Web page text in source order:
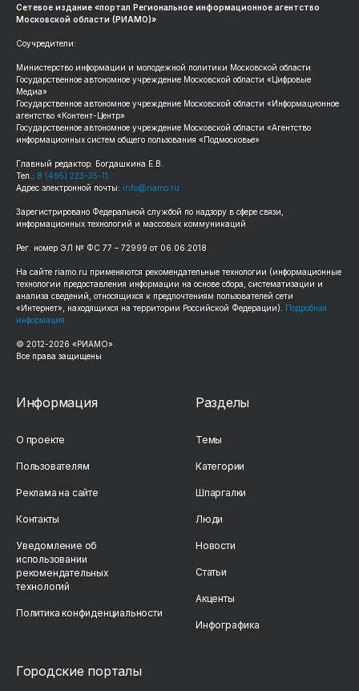
Сетевое издание «портал Региональное информационное агентство
Московской области (РИАМО)»
Соучредители:
Министерство информации и молодежной политики Московской области
Государственное автономное учреждение Московской области «Цифровые
Медиа»
Государственное автономное учреждение Московской области «Информационное
агентство «Контент-Центр»
Государственное автономное учреждение Московской области «Агентство
информационных систем общего пользования «Подмосковье»
Главный редактор: Богдашкина Е.В.
Тел.: 8 (495) 223-35-11
Адрес электронной почты: info@riamo.ru
Зарегистрировано Федеральной службой по надзору в сфере связи,
информационных технологий и массовых коммуникаций
Рег. номер ЭЛ № ФС 77 – 72999 от 06.06.2018
На сайте riamo.ru применяются рекомендательные технологии (информационные
технологии предоставления информации на основе сбора, систематизации и
анализа сведений, относящихся к предпочтениям пользователей сети
«Интернет», находящихся на территории Российской Федерации).
Подробная
информация
© 2012-2026 «РИАМО».
Все права защищены
Информация
О проекте
Пользователям
Реклама на сайте
Контакты
Уведомление об
использовании
рекомендательных
технологий
Политика конфиденциальности
Разделы
Темы
Категории
Шпаргалки
Люди
Новости
Статьи
Акценты
Инфографика
Городские порталы